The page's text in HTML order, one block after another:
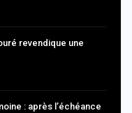
revendique une
: après l’échéance